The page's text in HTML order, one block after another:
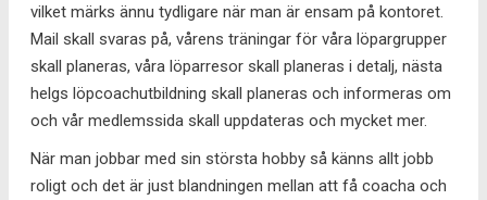
vilket märks ännu tydligare när man är ensam på kontoret.
Mail skall svaras på, vårens träningar för våra löpargrupper
skall planeras, våra löparresor skall planeras i detalj, nästa
helgs löpcoachutbildning skall planeras och informeras om
och vår medlemssida skall uppdateras och mycket mer.
När man jobbar med sin största hobby så känns allt jobb
roligt och det är just blandningen mellan att få coacha och